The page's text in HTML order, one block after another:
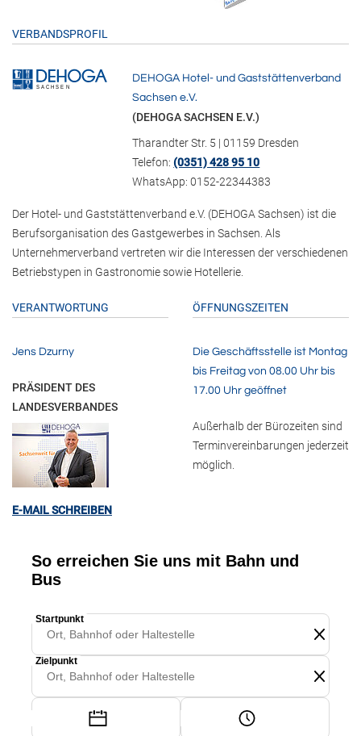
VERBANDSPROFIL
DEHOGA Hotel- und Gaststättenverband
Sachsen e.V.
(DEHOGA SACHSEN E.V.)
Tharandter Str. 5 | 01159 Dresden
Telefon:(0351) 428 95 10
WhatsApp: 0152-22344383
Der Hotel- und Gaststättenverband e.V. (DEHOGA Sachsen) ist die
Berufsorganisation des Gastgewerbes in Sachsen. Als
Unternehmerverband vertreten wir die Interessen der verschiedenen
Betriebstypen in Gastronomie sowie Hotellerie.
VERANTWORTUNG
Jens Dzurny
PRÄSIDENT DES
LANDESVERBANDES
E-MAIL SCHREIBEN
ÖFFNUNGSZEITEN
Die Geschäftsstelle ist Montag
bis Freitag von 08.00 Uhr bis
17.00 Uhr geöffnet
Außerhalb der Bürozeiten sind
Terminvereinbarungen jederzeit
möglich.